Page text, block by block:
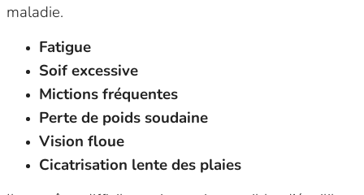
maladie.
Fatigue
Soif excessive
Mictions fréquentes
Perte de poids soudaine
Vision floue
Cicatrisation lente des plaies